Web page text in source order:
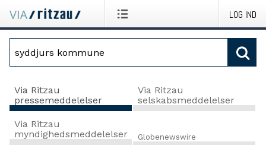
LOG IND
Via Ritzau
pressemeddelelser
Via Ritzau
selskabsmeddelelser
Via Ritzau
myndighedsmeddelelser
Globenewswire